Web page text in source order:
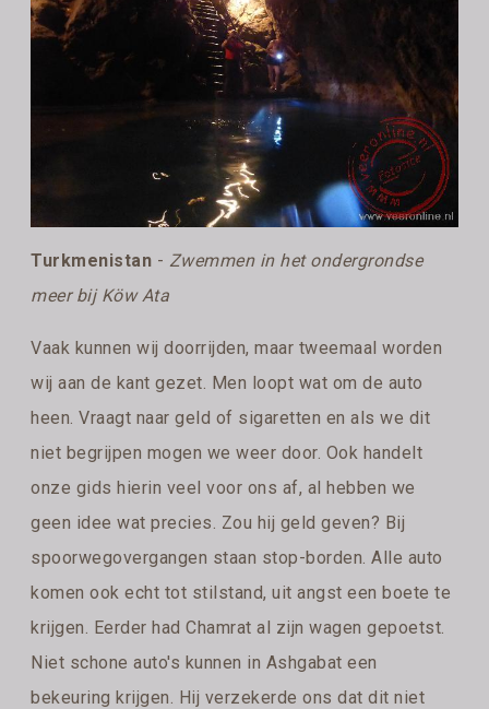
Turkmenistan - Zwemmen in het ondergrondse
meer bij Köw Ata
Vaak kunnen wij doorrijden, maar tweemaal worden
wij aan de kant gezet. Men loopt wat om de auto
heen. Vraagt naar geld of sigaretten en als we dit
niet begrijpen mogen we weer door. Ook handelt
onze gids hierin veel voor ons af, al hebben we
geen idee wat precies. Zou hij geld geven? Bij
spoorwegovergangen staan stop-borden. Alle auto
komen ook echt tot stilstand, uit angst een boete te
krijgen. Eerder had Chamrat al zijn wagen gepoetst.
Niet schone auto's kunnen in Ashgabat een
bekeuring krijgen. Hij verzekerde ons dat dit niet